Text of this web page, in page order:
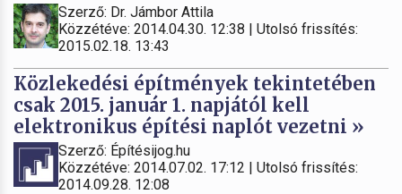
Szerző: Dr. Jámbor Attila
Közzétéve: 2014.04.30. 12:38 | Utolsó frissítés:
2015.02.18. 13:43
Közlekedési építmények tekintetében
csak 2015. január 1. napjától kell
elektronikus építési naplót vezetni »
Szerző: Építésijog.hu
Közzétéve: 2014.07.02. 17:12 | Utolsó frissítés:
2014.09.28. 12:08